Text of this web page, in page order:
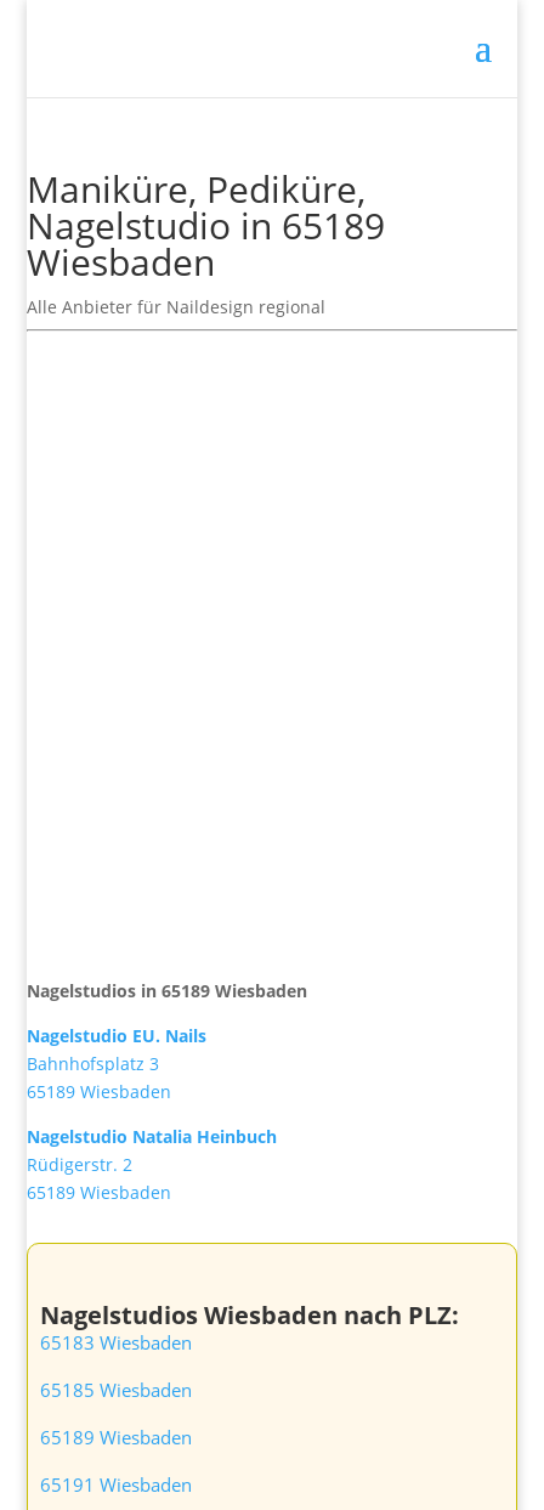
Maniküre, Pediküre,
Nagelstudio in 65189
Wiesbaden
Alle Anbieter für Naildesign regional
Nagelstudios in 65189 Wiesbaden
Nagelstudio EU. Nails
Bahnhofsplatz 3
65189 Wiesbaden
Nagelstudio Natalia Heinbuch
Rüdigerstr. 2
65189 Wiesbaden
Nagelstudios Wiesbaden nach PLZ:
65183 Wiesbaden
65185 Wiesbaden
65189 Wiesbaden
65191 Wiesbaden